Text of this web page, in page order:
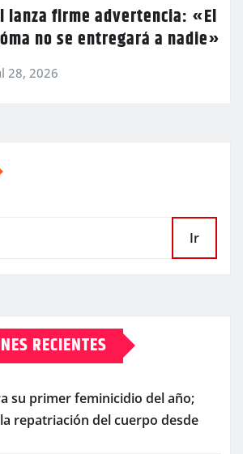
lanza firme advertencia: «El
no se entregará a nadie»
28, 2026
Ir
RECIENTES
su primer feminicidio del año;
repatriación del cuerpo desde